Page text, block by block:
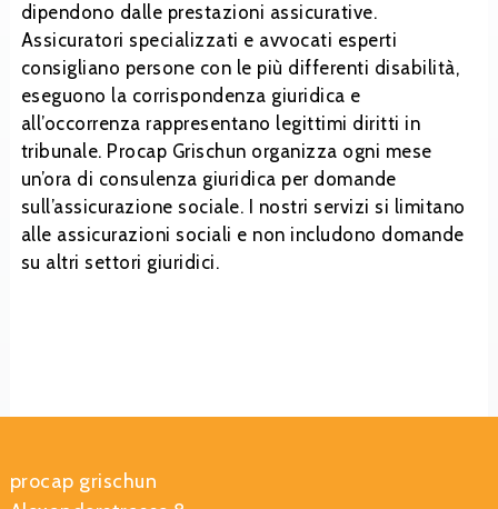
dipendono dalle prestazioni assicurative.
Assicuratori specializzati e avvocati esperti
consigliano persone con le più differenti disabilità,
eseguono la corrispondenza giuridica e
all’occorrenza rappresentano legittimi diritti in
tribunale. Procap Grischun organizza ogni mese
un’ora di consulenza giuridica per domande
sull’assicurazione sociale. I nostri servizi si limitano
alle assicurazioni sociali e non includono domande
su altri settori giuridici.
procap grischun